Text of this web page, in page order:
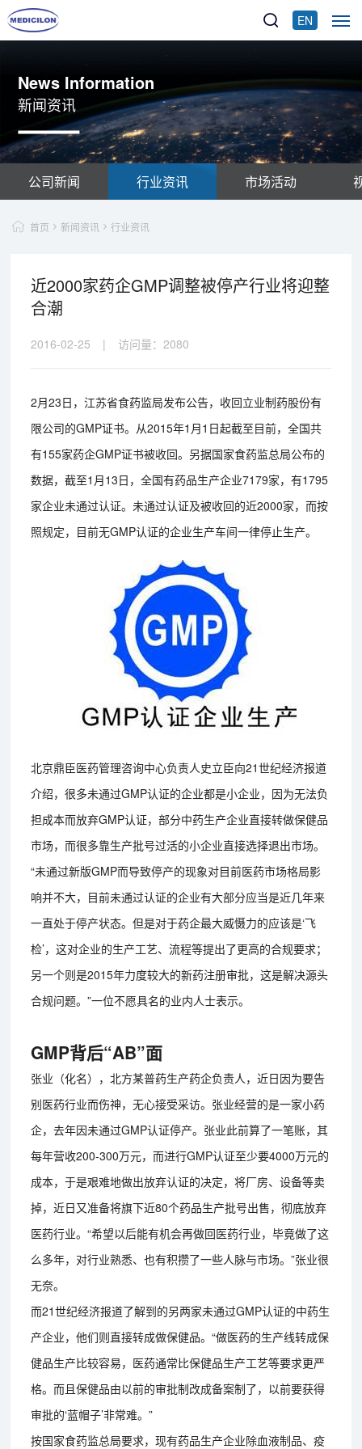
EN
News Information
新闻资讯
公司新闻 行业资讯 市场活动
首页 新闻资讯 行业资讯
近2000家药企GMP调整被停产行业将迎整
合潮
2016-02-25 | 访问量： 2080
2月23日，江苏省食药监局发布公告，收回立业制药股份有
限公司的GMP证书。从2015年1月1日起截至目前，全国共
有155家药企GMP证书被收回。另据国家食药监总局公布的
数据，截至1月13日，全国有药品生产企业7179家，有1795
家企业未通过认证。未通过认证及被收回的近2000家，而按
照规定，目前无GMP认证的企业生产车间一律停止生产。
北京鼎臣医药管理咨询中心负责人史立臣向21世纪经济报道
介绍，很多未通过GMP认证的企业都是小企业，因为无法负
担成本而放弃GMP认证，部分中药生产企业直接转做保健品
市场，而很多靠生产批号过活的小企业直接选择退出市场。
“未通过新版GMP而导致停产的现象对目前医药市场格局影
响并不大，目前未通过认证的企业有大部分应当是近几年来
一直处于停产状态。但是对于药企最大威慑力的应该是‘飞
检’，这对企业的生产工艺、流程等提出了更高的合规要求；
另一个则是2015年力度较大的新药注册审批，这是解决源头
合规问题。”一位不愿具名的业内人士表示。
GMP背后“AB”面
张业（化名），北方某普药生产药企负责人，近日因为要告
别医药行业而伤神，无心接受采访。张业经营的是一家小药
企，去年因未通过GMP认证停产。张业此前算了一笔账，其
每年营收200-300万元，而进行GMP认证至少要4000万元的
成本，于是艰难地做出放弃认证的决定，将厂房、设备等卖
掉，近日又准备将旗下近80个药品生产批号出售，彻底放弃
医药行业。“希望以后能有机会再做回医药行业，毕竟做了这
么多年，对行业熟悉、也有积攒了一些人脉与市场。”张业很
无奈。
而21世纪经济报道了解到的另两家未通过GMP认证的中药生
产企业，他们则直接转成做保健品。“做医药的生产线转成保
健品生产比较容易，医药通常比保健品生产工艺等要求更严
格。而且保健品由以前的审批制改成备案制了，以前要获得
审批的‘蓝帽子’非常难。”
按国家食药监总局要求，现有药品生产企业除血液制品、疫